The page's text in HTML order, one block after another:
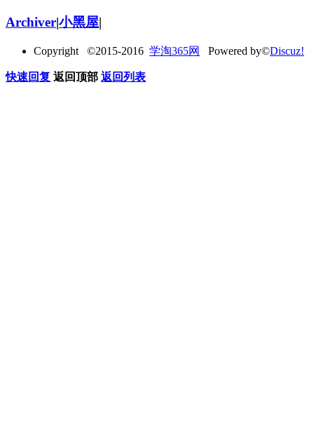
Archiver|小黑屋|
Copyright ©2015-2016 学淘365网 Powered by©Discuz!
快速回复 返回顶部 返回列表